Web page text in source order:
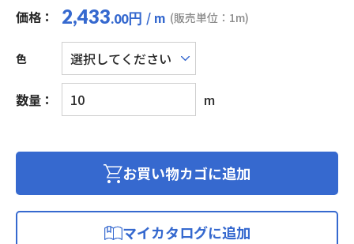
価格： 2,433.00円 / m (販売単位：1m)
色
数量：
電
気
器
m
お買い物カゴに追加
マイカタログに追加